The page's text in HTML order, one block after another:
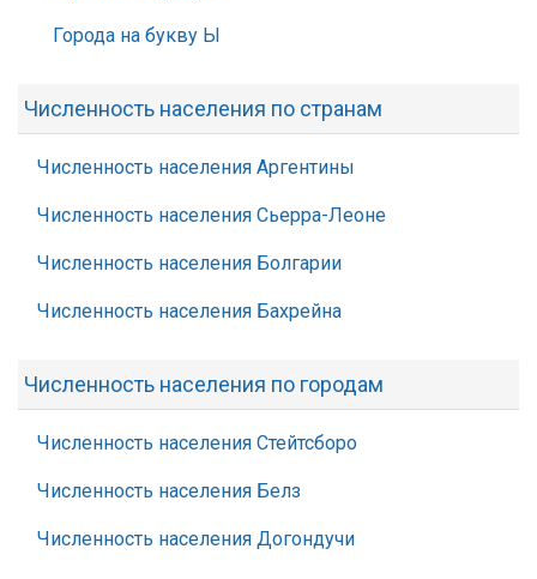
Города на букву Ы
Численность населения по странам
Численность населения Аргентины
Численность населения Сьерра-Леоне
Численность населения Болгарии
Численность населения Бахрейна
Численность населения по городам
Численность населения Стейтсборо
Численность населения Белз
Численность населения Догондучи